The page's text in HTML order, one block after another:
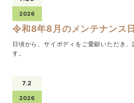
2026
令和8年8月のメンテナンス
日頃から、サイボディをご愛顧いただき、
す。
7.2
2026